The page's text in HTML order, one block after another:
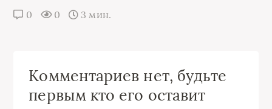
0 0 3 мин.
Комментариев нет, будьте
первым кто его оставит